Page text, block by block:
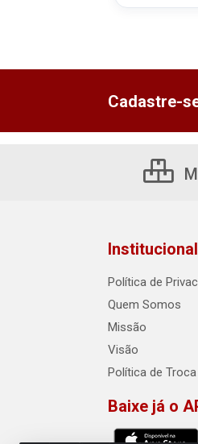
Cadastre-
Institucional
Política de
Quem Somos
Missão
Visão
Política de
Baixe já o